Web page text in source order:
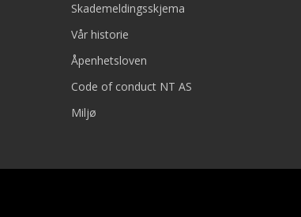
Skademeldingsskjema
Vår historie
Åpenhetsloven
Code of conduct NT AS
Miljø